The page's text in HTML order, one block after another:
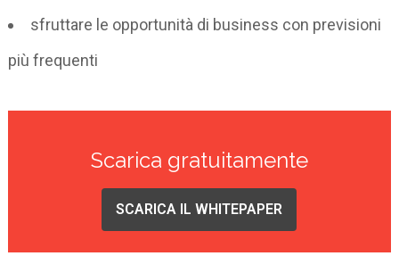
sfruttare le opportunità di business con previsioni
più frequenti
Scarica gratuitamente
SCARICA IL WHITEPAPER